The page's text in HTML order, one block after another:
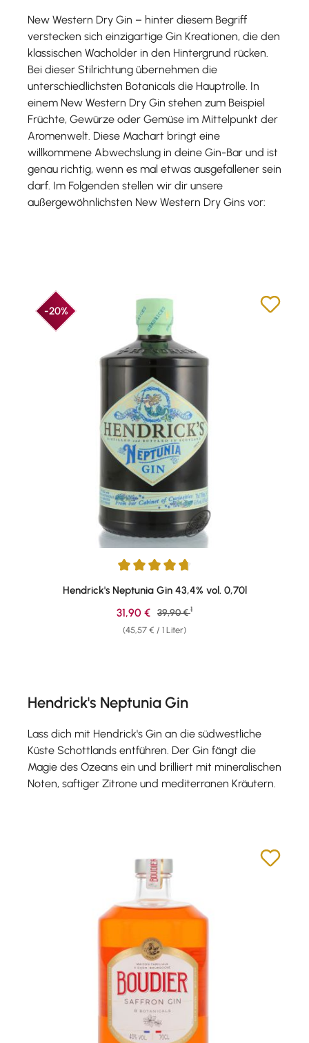
New Western Dry Gin – hinter diesem Begriff
verstecken sich einzigartige Gin Kreationen, die den
klassischen Wacholder in den Hintergrund rücken.
Bei dieser Stilrichtung übernehmen die
unterschiedlichsten Botanicals die Hauptrolle. In
einem New Western Dry Gin stehen zum Beispiel
Früchte, Gewürze oder Gemüse im Mittelpunkt der
Aromenwelt. Diese Machart bringt eine
willkommene Abwechslung in deine Gin-Bar und ist
genau richtig, wenn es mal etwas ausgefallener sein
darf. Im Folgenden stellen wir dir unsere
außergewöhnlichsten New Western Dry Gins vor:
-20%
Durchschnittliche Bewertung von 4.82 von 5 Sternen
Hendrick's Neptunia Gin 43,4% vol. 0,70l
(45,57 € / 1 Liter)
Verkaufspreis:
31,90 € Regulärer Preis:
39,90 € 1
Hendrick's Neptunia Gin
Lass dich mit Hendrick's Gin an die südwestliche
Küste Schottlands entführen. Der Gin fängt die
Magie des Ozeans ein und brilliert mit mineralischen
Noten, saftiger Zitrone und mediterranen Kräutern.